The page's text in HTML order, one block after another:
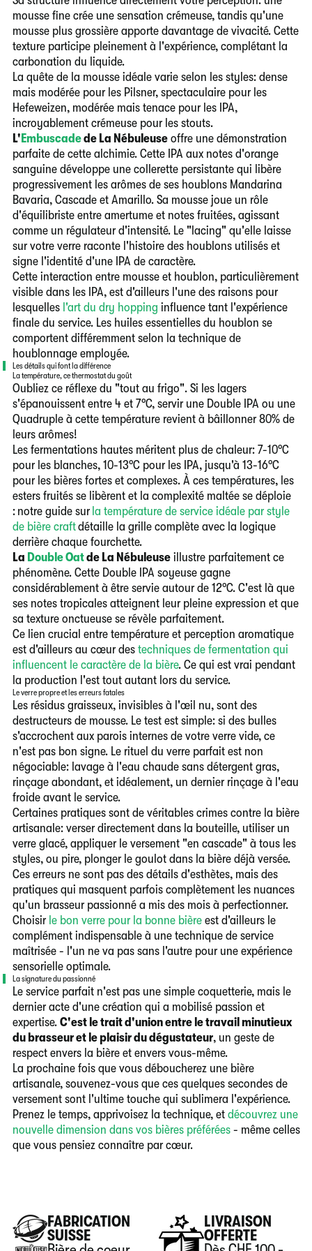
mousse fine crée une sensation crémeuse, tandis qu'une
mousse plus grossière apporte davantage de vivacité. Cette
texture participe pleinement à l'expérience, complétant la
carbonation du liquide.
La quête de la mousse idéale varie selon les styles: dense
mais modérée pour les Pilsner, spectaculaire pour les
Hefeweizen, modérée mais tenace pour les IPA,
incroyablement crémeuse pour les stouts.
L'Embuscadede La Nébuleuseoffre une démonstration
parfaite de cette alchimie. Cette IPA aux notes d'orange
sanguine développe une collerette persistante qui libère
progressivement les arômes de ses houblons Mandarina
Bavaria, Cascade et Amarillo. Sa mousse joue un rôle
d'équilibriste entre amertume et notes fruitées, agissant
comme un régulateur d'intensité. Le "lacing" qu'elle laisse
sur votre verre raconte l'histoire des houblons utilisés et
signe l'identité d'une IPA de caractère.
Cette interaction entre mousse et houblon, particulièrement
visible dans les IPA, est d'ailleurs l'une des raisons pour
lesquelles l'art du dry hopping influence tant l'expérience
finale du service. Les huiles essentielles du houblon se
comportent différemment selon la technique de
houblonnage employée.
Les détails qui font la différence
La température, ce thermostat du goût
Oubliez ce réflexe du "tout au frigo". Si les lagers
s'épanouissent entre 4 et 7°C, servir une Double IPA ou une
Quadruple à cette température revient à bâillonner 80% de
leurs arômes!
Les fermentations hautes méritent plus de chaleur: 7-10°C
pour les blanches, 10-13°C pour les IPA, jusqu'à 13-16°C
pour les bières fortes et complexes. À ces températures, les
esters fruités se libèrent et la complexité maltée se déploie
: notre guide sur la température de service idéale par style
de bière craftdétaille la grille complète avec la logique
derrière chaque fourchette.
La Double Oatde La Nébuleuseillustre parfaitement ce
phénomène. Cette Double IPA soyeuse gagne
considérablement à être servie autour de 12°C. C'est là que
ses notes tropicales atteignent leur pleine expression et que
sa texture onctueuse se révèle parfaitement.
Ce lien crucial entre température et perception aromatique
est d'ailleurs au cœur des techniques de fermentation qui
influencent le caractère de la bière. Ce qui est vrai pendant
la production l'est tout autant lors du service.
Le verre propre et les erreurs fatales
Les résidus graisseux, invisibles à l'œil nu, sont des
destructeurs de mousse. Le test est simple: si des bulles
s'accrochent aux parois internes de votre verre vide, ce
n'est pas bon signe. Le rituel du verre parfait est non
négociable: lavage à l'eau chaude sans détergent gras,
rinçage abondant, et idéalement, un dernier rinçage à l'eau
froide avant le service.
Certaines pratiques sont de véritables crimes contre la bière
artisanale: verser directement dans la bouteille, utiliser un
verre glacé, appliquer le versement "en cascade" à tous les
styles, ou pire, plonger le goulot dans la bière déjà versée.
Ces erreurs ne sont pas des détails d'esthètes, mais des
pratiques qui masquent parfois complètement les nuances
qu'un brasseur passionné a mis des mois à perfectionner.
Choisir le bon verre pour la bonne bièreest d'ailleurs le
complément indispensable à une technique de service
maîtrisée - l'un ne va pas sans l'autre pour une expérience
sensorielle optimale.
La signature du passionné
Le service parfait n'est pas une simple coquetterie, mais le
dernier acte d'une création qui a mobilisé passion et
expertise. C'est le trait d'union entre le travail minutieux
du brasseur et le plaisir du dégustateur, un geste de
respect envers la bière et envers vous-même.
La prochaine fois que vous déboucherez une bière
artisanale, souvenez-vous que ces quelques secondes de
versement sont l'ultime touche qui sublimera l'expérience.
Prenez le temps, apprivoisez la technique, et découvrez une
nouvelle dimension dans vos bières préférées- même celles
que vous pensiez connaître par cœur.
FABRICATION
SUISSE
LIVRAISON
OFFERTE